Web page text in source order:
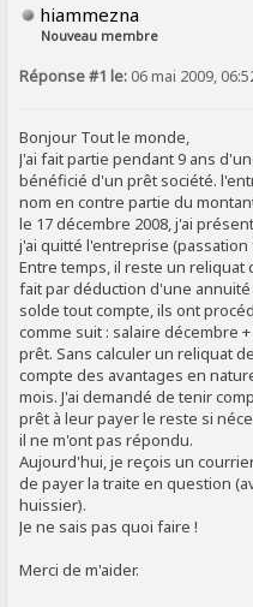
hiammezna
Nouveau membre
Réponse #1 le: 06 mai 2009,
Bonjour Tout le monde,
J'ai fait partie pendant 9 ans
bénéficié d'un prêt société.
nom en contre partie du
le 17 décembre 2008, j'ai
j'ai quitté l'entreprise (passation
Entre temps, il reste un reliquat
fait par déduction d'une annuité
solde tout compte, ils ont
comme suit : salaire décembre
prêt. Sans calculer un reliquat
compte des avantages en
mois. J'ai demandé de tenir
prêt à leur payer le reste si
il ne m'ont pas répondu.
Aujourd'hui, je reçois un
de payer la traite en question
huissier).
Je ne sais pas quoi faire !
Merci de m'aider.